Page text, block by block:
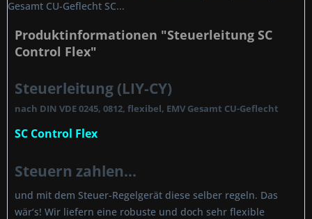
Gesamt CU-Geflecht SC...
Produktinformationen "Steuerleitung SC
Control Flex"
Steuerleitung (LIY-CY)
nach DIN VDE 0245, 0812, flexibel, EMV Gesamt CU-Geflecht
SC Control Flex
Steuern zahlen...
und mit dem Steuer-Regelgerät diese selber regeln. Das
wär‘s! Wir liefern eine robuste und doch sehr flexible